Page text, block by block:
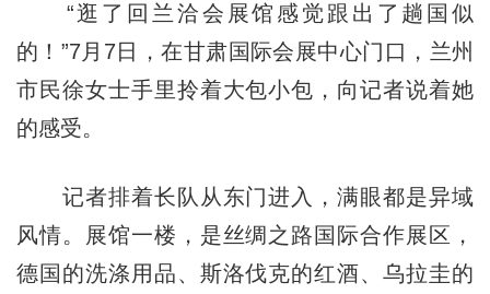
“逛了回兰洽会展馆感觉跟出了趟国似
的！”7月7日，在甘肃国际会展中心门口，兰州
市民徐女士手里拎着大包小包，向记者说着她
的感受。
记者排着长队从东门进入，满眼都是异域
风情。展馆一楼，是丝绸之路国际合作展区，
德国的洗涤用品、斯洛伐克的红酒、乌拉圭的